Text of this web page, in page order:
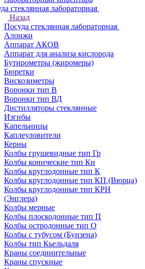
стеклянная лабораторная
Назад
Посуда стеклянная лабораторная
Алонжи
Аппарат АКОВ
Аппарат для анализа кислорода
Бутирометры (жиромеры)
Бюретки
Вискозиметры
Воронки тип В
Воронки тип ВД
Дистилляторы стеклянные
Изгибы
Капельницы
Каплеуловители
Керны
Колбы грушевидные тип Гр
Колбы конические тип Кн
Колбы круглодонные тип К
Колбы круглодонные тип КП (Вюрца)
Колбы круглодонные тип КРН
(Энглера)
Колбы мерные
Колбы плоскодонные тип П
Колбы остродонные тип О
Колбы с тубусом (Бунзена)
Колбы тип Кьельдаля
Краны соединительные
Краны спускные